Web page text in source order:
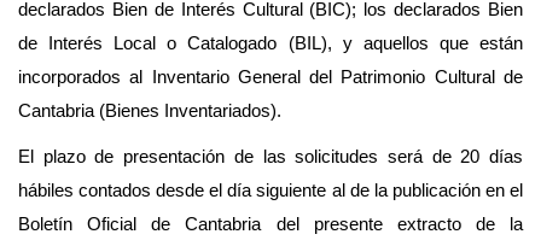
declarados Bien de Interés Cultural (BIC); los declarados Bien
de Interés Local o Catalogado (BIL), y aquellos que están
incorporados al Inventario General del Patrimonio Cultural de
Cantabria (Bienes Inventariados).
El plazo de presentación de las solicitudes será de 20 días
hábiles contados desde el día siguiente al de la publicación en el
Boletín Oficial de Cantabria del presente extracto de la